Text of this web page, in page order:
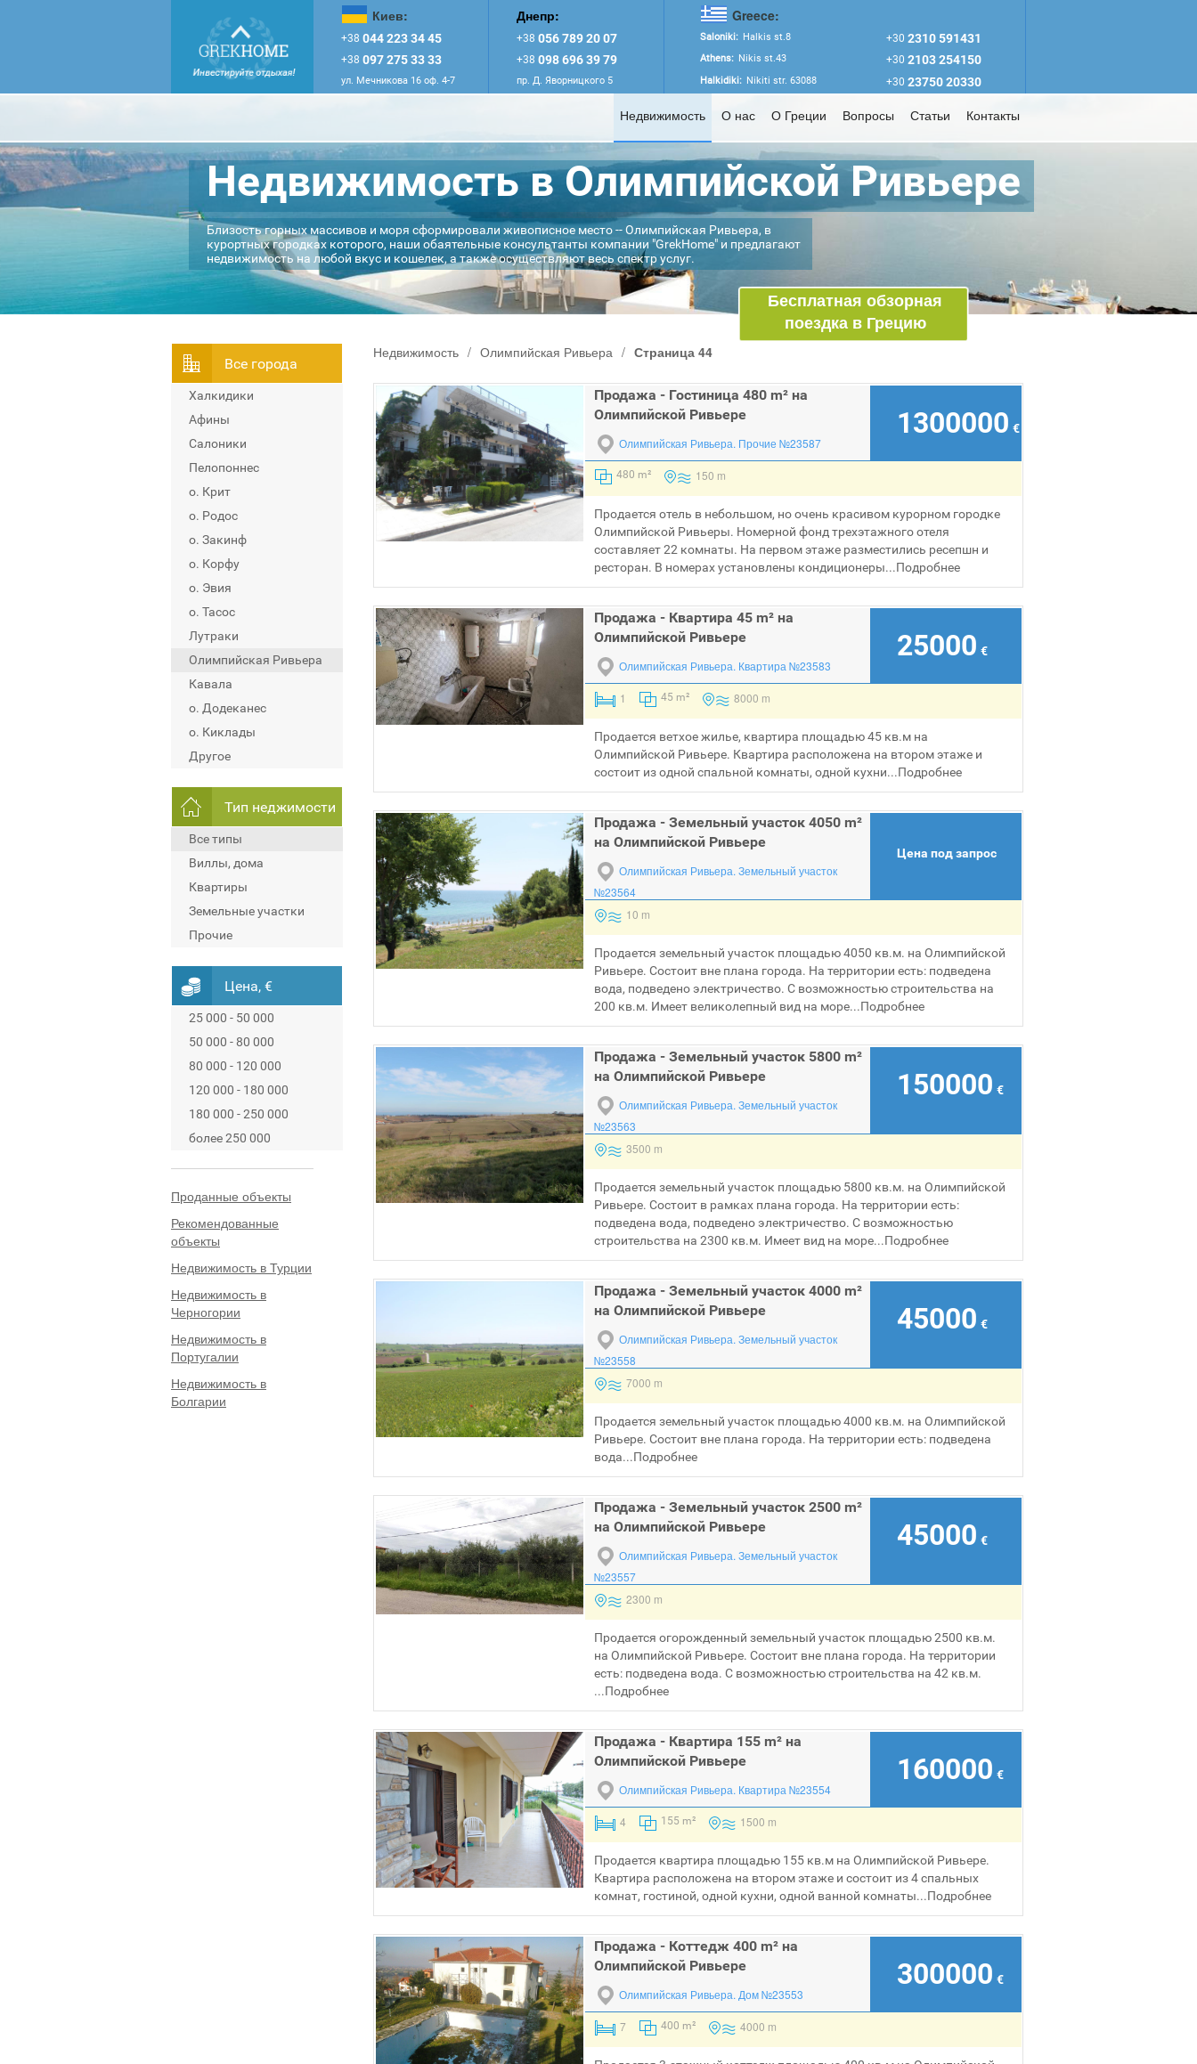
Киев: Днепр: Greece:
+38 044 223 34 45 +38 056 789 20 07 Saloniki: Halkis st.8 +30 2310 591431
+38 097 275 33 33 +38 098 696 39 79 Athens: Nikis st.43 +30 2103 254150
ул. Мечникова 16 оф. 4-7 пр. Д. Яворницкого 5 Halkidiki: Nikiti str. 63088 +30 23750 20330
Недвижимость О нас О Греции Вопросы Статьи Контакты
Недвижимость в Олимпийской Ривьере
Близость горных массивов и моря сформировали живописное место -- Олимпийская Ривьера, в
курортных городках которого, наши обаятельные консультанты компании "GrekHome" и предлагают
недвижимость на любой вкус и кошелек, а также осуществляют весь спектр услуг.
Бесплатная обзорная
поездка в Грецию
Всe города
Халкидики
Афины
Салоники
Пелопоннес
о. Крит
о. Родос
о. Закинф
о. Корфу
о. Эвия
о. Тасос
Лутраки
Олимпийская Ривьера
Кавала
о. Додеканес
о. Киклады
Другое
Тип неджимости
Все типы
Виллы, дома
Квартиры
Земельные участки
Прочие
Цена, €
25 000 - 50 000
50 000 - 80 000
80 000 - 120 000
120 000 - 180 000
180 000 - 250 000
более 250 000
Проданные объекты
Рекомендованные
объекты
Недвижимость в Турции
Недвижимость в
Черногории
Недвижимость в
Португалии
Недвижимость в
Болгарии
Недвижимость / Олимпийская Ривьера / Страница 44
Продажа - Гостиница 480 m² на
Олимпийской Ривьере
1300000 €
Олимпийская Ривьера. Прочие №23587
480 m² 150 m
Продается отель в небольшом, но очень красивом курорном городке
Олимпийской Ривьеры. Номерной фонд трехэтажного отеля
составляет 22 комнаты. На первом этаже разместились ресепшн и
ресторан. В номерах установлены кондиционеры...Подробнее
Продажа - Квартира 45 m² на
Олимпийской Ривьере
25000 €
Олимпийская Ривьера. Квартира №23583
1 45 m² 8000 m
Продается ветхое жилье, квартира площадью 45 кв.м на
Олимпийской Ривьере. Квартира расположена на втором этаже и
состоит из одной спальной комнаты, одной кухни...Подробнее
Продажа - Земельный участок 4050 m²
на Олимпийской Ривьере
Цена под запрос
Олимпийская Ривьера. Земельный участок
№23564
10 m
Продается земельный участок площадью 4050 кв.м. на Олимпийской
Ривьере. Состоит вне плана города. На территории есть: подведена
вода, подведено электричество. С возможностью строительства на
200 кв.м. Имеет великолепный вид на море...Подробнее
Продажа - Земельный участок 5800 m²
на Олимпийской Ривьере
150000 €
Олимпийская Ривьера. Земельный участок
№23563
3500 m
Продается земельный участок площадью 5800 кв.м. на Олимпийской
Ривьере. Состоит в рамках плана города. На территории есть:
подведена вода, подведено электричество. С возможностью
строительства на 2300 кв.м. Имеет вид на море...Подробнее
Продажа - Земельный участок 4000 m²
на Олимпийской Ривьере
45000 €
Олимпийская Ривьера. Земельный участок
№23558
7000 m
Продается земельный участок площадью 4000 кв.м. на Олимпийской
Ривьере. Состоит вне плана города. На территории есть: подведена
вода...Подробнее
Продажа - Земельный участок 2500 m²
на Олимпийской Ривьере
45000 €
Олимпийская Ривьера. Земельный участок
№23557
2300 m
Продается огорожденный земельный участок площадью 2500 кв.м.
на Олимпийской Ривьере. Состоит вне плана города. На территории
есть: подведена вода. С возможностью строительства на 42 кв.м.
...Подробнее
Продажа - Квартира 155 m² на
Олимпийской Ривьере
160000 €
Олимпийская Ривьера. Квартира №23554
4 155 m² 1500 m
Продается квартира площадью 155 кв.м на Олимпийской Ривьере.
Квартира расположена на втором этаже и состоит из 4 спальных
комнат, гостиной, одной кухни, одной ванной комнаты...Подробнее
Продажа - Коттедж 400 m² на
Олимпийской Ривьере
300000 €
Олимпийская Ривьера. Дом №23553
7 400 m² 4000 m